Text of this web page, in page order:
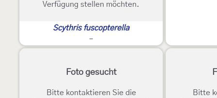
Verfügung stellen möchten.
Scythris fuscopterella
-
Foto gesucht
Bitte kontaktieren Sie die
Bitte